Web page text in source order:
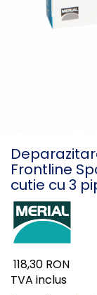
PIPETE
ZGĂRZI
COMPRIMATE
VITAMINE ȘI
NUTRACEUTICE
VITAMINE
CONSERVE
PASTILE
ANTIPARAZITARE
ACCESORII
NISIP
SUPLIMENTE
Frontline
cutie cu 3
118,30 RON
TVA inclus